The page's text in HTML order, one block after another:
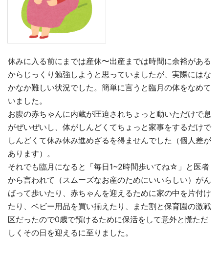
休みに入る前にまでは産休〜出産までは時間に余裕がある
からじっくり勉強しようと思っていましたが、実際にはな
かなか難しい状況でした。簡単に言うと臨月の体をなめて
いました。
お腹の赤ちゃんに内蔵が圧迫されちょっと動いただけで息
がぜいぜいし、体がしんどくてちょっと家事をするだけで
しんどくて休み休み進めざるを得ませんでした（個人差が
あります）。
それでも臨月になると「毎日1~2時間歩いてね☆」と医者
から言われて（スムーズなお産のためにいいらしい）がん
ばって歩いたり、赤ちゃんを迎えるために家の中を片付け
たり、ベビー用品を買い揃えたり、また割と保育園の激戦
区だったので0歳で預けるために保活をして意外と慌ただ
しくその日を迎えるに至りました。